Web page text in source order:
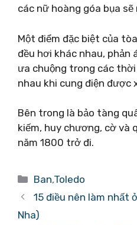
các nữ hoàng góa bụa sẽ
Một điểm đặc biệt của
đều hơi khác nhau, phản
ưa chuộng trong các
nhau khi cung điện được
Bên trong là bảo tàng
kiếm, huy chương, cờ và
năm 1800 trở đi.
Danh
mục
Ban,Toledo
15 điều nên làm nhất
Nha)